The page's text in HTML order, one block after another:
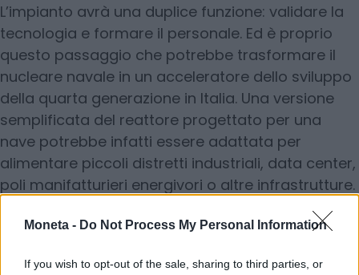
Moneta - Do Not Process My Personal Information
If you wish to opt-out of the sale, sharing to third parties, or
L’impianto avrà una duplice funzione: validare la
tecnologia e formare il personale. Ed è proprio
questo passaggio che potrebbe trasformare il
nucleare navale in un acceleratore dello sviluppo
della quarta generazione in Italia. Una versione
semplificata del reattore progettato per una
nave potrebbe infatti essere adattata per
alimentare piccoli distretti industriali, data center,
poli manifatturieri energivori o altre infrastrutture.
diventerebbe il primo mercato di riferimento.